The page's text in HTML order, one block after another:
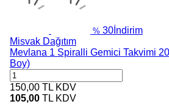
% 30 İndirim
Misvak Dağıtım
Mevlana 1 Spiralli Gemici Takvimi
Boy)
150,00 TL KDV
105,00 TL KDV